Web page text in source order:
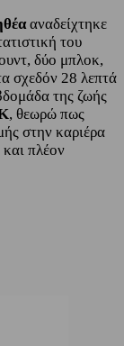
αναδείχτηκε
του
δύο μπλοκ,
σχεδόν 28 λεπτά
της ζωής
, θεωρώ πως
στην καριέρα
πλέον